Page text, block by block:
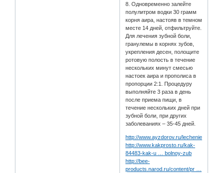
8. Одновременно залейте
полулитром водки 30 грамм
корня аира, настояв в темном
месте 14 дней, отфильтруйте.
Для лечения зубной боли,
гранулемы в корнях зубов,
укрепления десен, полощите
ротовую полость в течение
нескольких минут смесью
настоек аира и прополиса в
пропорции 2:1. Процедуру
выполняйте 3 раза в день
после приема пищи, в
течение нескольких дней при
зубной боли, при других
заболеваниях – 35-45 дней.
http://www.ayzdorov.ru/
http://www.kakprosto.ru/kak-
84483-kak-u … bolnoy-zub
http://bee-
products.narod.ru/content/pr …